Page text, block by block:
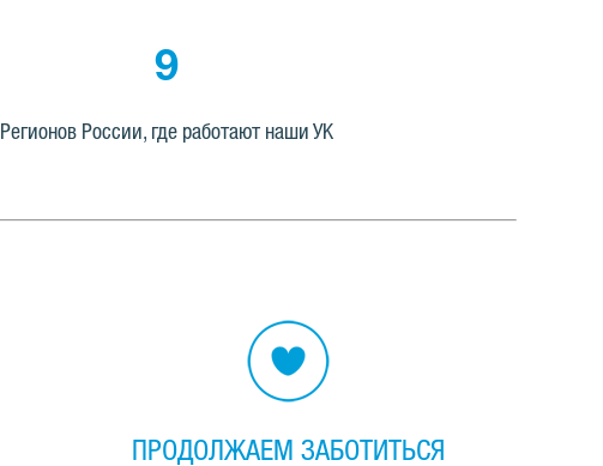
9
Регионов России, где работают наши УК
ПРОДОЛЖАЕМ ЗАБОТИТЬСЯ